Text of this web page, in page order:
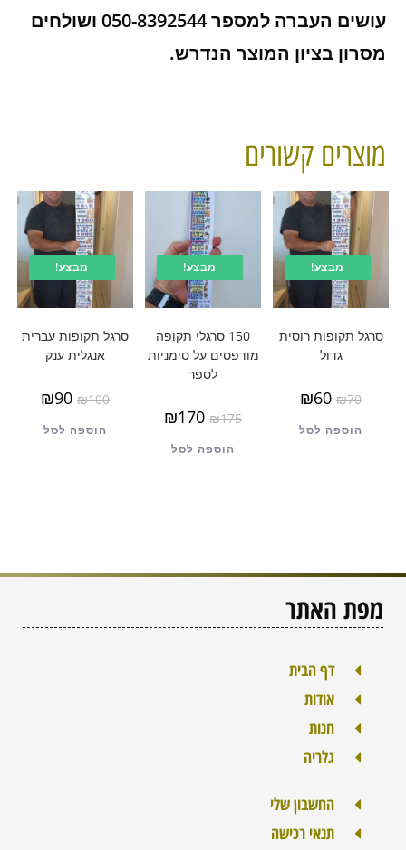
עושים העברה למספר 050-8392544 ושולחים
מסרון בציון המוצר הנדרש.
מוצרים קשורים
מבצע!
סרגל תקופות רוסית
גדול
₪70
₪60
הוספה לסל
מבצע!
150 סרגלי תקופה
מודפסים על סימניות
לספר
₪175
₪170
הוספה לסל
מבצע!
סרגל תקופות עברית
אנגלית ענק
₪100
₪90
הוספה לסל
מפת האתר
דף הבית
אודות
חנות
גלריה
החשבון שלי
תנאי רכישה